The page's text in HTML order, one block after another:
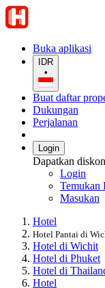
Buka aplikasi
IDR
•
Buat daftar
Dukungan
Perjalanan
Login
Dapatkan
Login
Temukan
Masukan
Hotel
Hotel Pantai di
Hotel di Wichit
Hotel di Phuket
Hotel di
Hotel